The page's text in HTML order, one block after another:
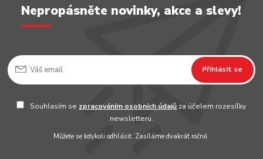
Nepropásněte novinky, akce a slevy!
Přihlásit se
Souhlasím se zpracováním osobních údajů za účelem rozesílky
newsletteru.
Můžete se kdykoli odhlásit. Zasíláme dvakrát ročně.